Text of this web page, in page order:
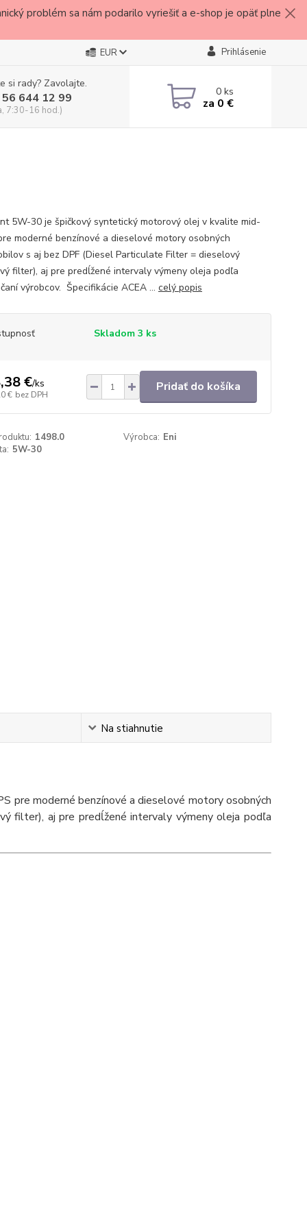
problém sa nám podarilo vyriešiť a e-shop je opäť plne
EUR Prihlásenie
si rady? Zavolajte.
644 12 99
7:30-16 hod.)
0ks
za 0 €
5W-30 je špičkový syntetický motorový olej v kvalite mid-
moderné benzínové a dieselové motory osobných
s aj bez DPF (Diesel Particulate Filter = dieselový
filter), aj pre predĺžené intervaly výmeny oleja podľa
výrobcov. Špecifikácie ACEA ... celý popis
Skladom 3 ks
€/ks
€ bez DPH
Pridať do košíka
1498.0 Výrobca: Eni
5W-30
Na stiahnutie
pre moderné benzínové a dieselové motory osobných
filter), aj pre predĺžené intervaly výmeny oleja podľa